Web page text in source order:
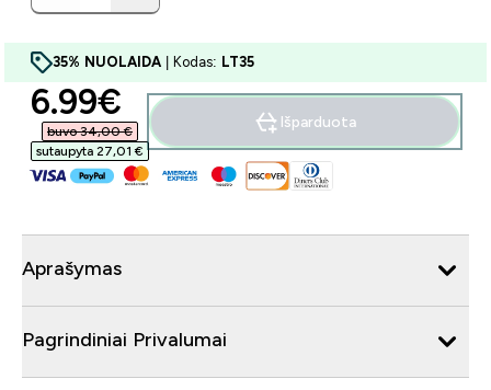
35% NUOLAIDA | Kodas: LT35
discounted price
6.99€‎
buvo 34,00 €‎
sutaupyta 27,01 €‎
Išparduota
Aprašymas
Pagrindiniai Privalumai